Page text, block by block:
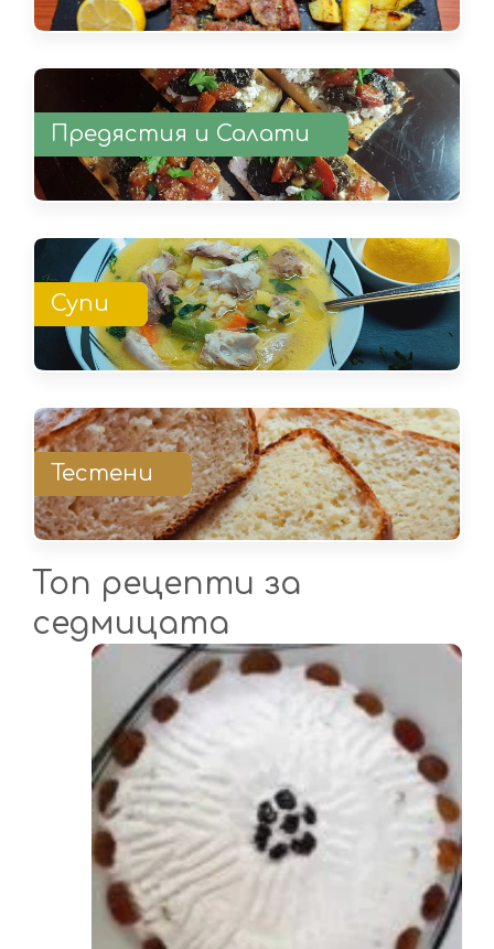
Предястия и Салати
Супи
Тестени
Топ рецепти за
седмицата